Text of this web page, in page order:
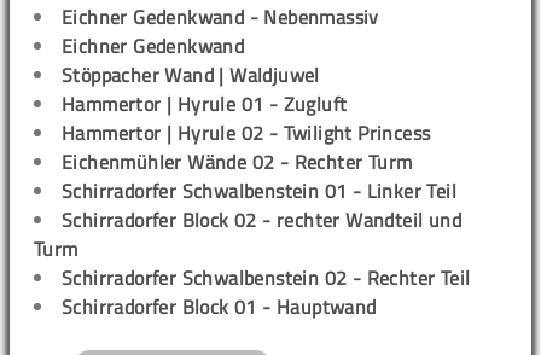
Eichner Gedenkwand - Nebenmassiv
Eichner Gedenkwand
Stöppacher Wand | Waldjuwel
Hammertor | Hyrule 01 - Zugluft
Hammertor | Hyrule 02 - Twilight Princess
Eichenmühler Wände 02 - Rechter Turm
Schirradorfer Schwalbenstein 01 - Linker Teil
Schirradorfer Block 02 - rechter Wandteil und
Turm
Schirradorfer Schwalbenstein 02 - Rechter Teil
Schirradorfer Block 01 - Hauptwand